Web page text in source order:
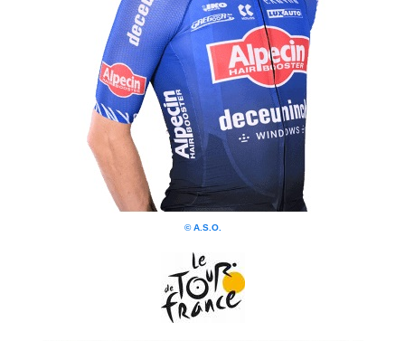
© A.S.O.